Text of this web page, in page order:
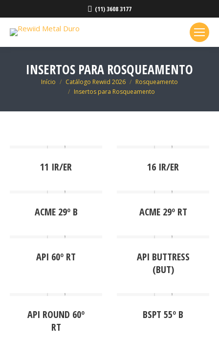
(11) 3608 3177
INSERTOS PARA ROSQUEAMENTO
Você está aqui:
Início Catálogo Rewiid 2026
Rosqueamento
Insertos para Rosqueamento
11 IR/ER 16 IR/ER
ACME 29º B ACME 29º RT
API 60º RT
API BUTTRESS
(BUT)
API ROUND 60º
RT
BSPT 55º B